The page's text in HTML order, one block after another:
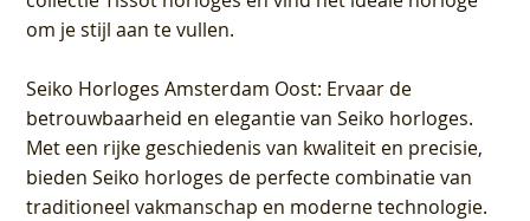
om je stijl aan te vullen.
Seiko Horloges Amsterdam Oost: Ervaar de
betrouwbaarheid en elegantie van Seiko horloges.
Met een rijke geschiedenis van kwaliteit en precisie,
bieden Seiko horloges de perfecte combinatie van
traditioneel vakmanschap en moderne technologie.